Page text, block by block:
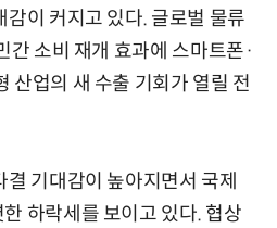
감이 커지고 있다. 글로벌 물류
간 소비 재개 효과에 스마트폰·
산업의 새 수출 기회가 열릴 전
기대감이 높아지면서 국제
하락세를 보이고 있다. 협상